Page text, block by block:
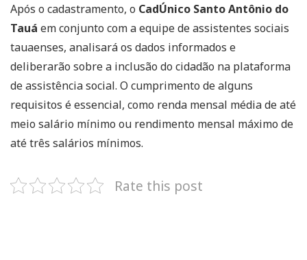
Após o cadastramento, o CadÚnico Santo Antônio do
Tauá em conjunto com a equipe de assistentes sociais
tauaenses, analisará os dados informados e
deliberarão sobre a inclusão do cidadão na plataforma
de assistência social. O cumprimento de alguns
requisitos é essencial, como renda mensal média de até
meio salário mínimo ou rendimento mensal máximo de
até três salários mínimos.
Rate this post